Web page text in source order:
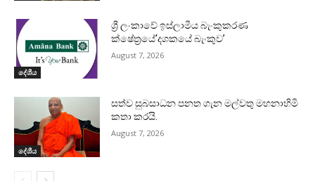
දේශීය
ශ්‍රී ලංකාවේ ඉස්ලාමීය බැංකුකරණ
ක්ෂේත්‍රයේ‘දශකයේ බැංකුව’
August 7, 2026
දේශීය
සත්ව සුබසාධන පනත ගැන මල්වතු මහනාහිමි
කතා කරයි.
August 7, 2026